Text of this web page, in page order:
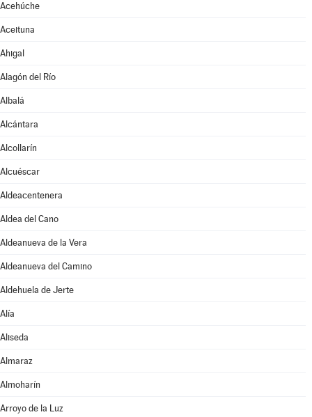
Acehúche
Aceituna
Ahigal
Alagón del Río
Albalá
Alcántara
Alcollarín
Alcuéscar
Aldeacentenera
Aldea del Cano
Aldeanueva de la Vera
Aldeanueva del Camino
Aldehuela de Jerte
Alía
Aliseda
Almaraz
Almoharín
Arroyo de la Luz